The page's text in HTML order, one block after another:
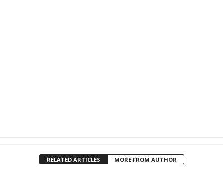
RELATED ARTICLES MORE FROM AUTHOR